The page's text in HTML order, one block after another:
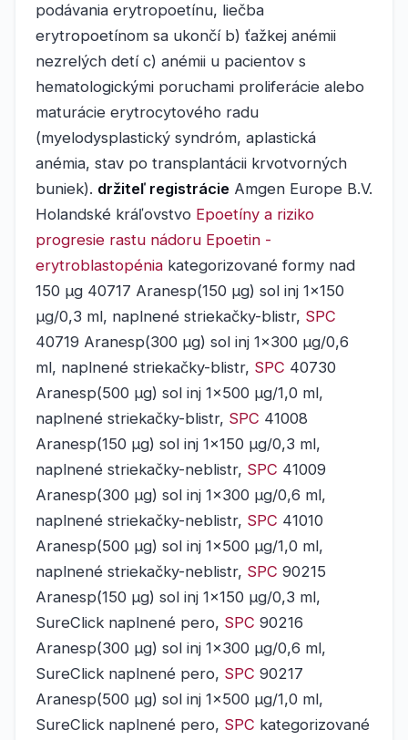
podávania erytropoetínu, liečba
erytropoetínom sa ukončí b) ťažkej anémii
nezrelých detí c) anémii u pacientov s
hematologickými poruchami proliferácie alebo
maturácie erytrocytového radu
(myelodysplastický syndróm, aplastická
anémia, stav po transplantácii krvotvorných
buniek). držiteľ registrácie Amgen Europe B.V.
Holandské kráľovstvo Epoetíny a riziko
progresie rastu nádoru Epoetin -
erytroblastopénia kategorizované formy nad
150 μg 40717 Aranesp(150 μg) sol inj 1x150
μg/0,3 ml, naplnené striekačky-blistr, SPC
40719 Aranesp(300 μg) sol inj 1x300 μg/0,6
ml, naplnené striekačky-blistr, SPC 40730
Aranesp(500 μg) sol inj 1x500 μg/1,0 ml,
naplnené striekačky-blistr, SPC 41008
Aranesp(150 μg) sol inj 1x150 μg/0,3 ml,
naplnené striekačky-neblistr, SPC 41009
Aranesp(300 μg) sol inj 1x300 μg/0,6 ml,
naplnené striekačky-neblistr, SPC 41010
Aranesp(500 μg) sol inj 1x500 μg/1,0 ml,
naplnené striekačky-neblistr, SPC 90215
Aranesp(150 μg) sol inj 1x150 μg/0,3 ml,
SureClick naplnené pero, SPC 90216
Aranesp(300 μg) sol inj 1x300 μg/0,6 ml,
SureClick naplnené pero, SPC 90217
Aranesp(500 μg) sol inj 1x500 μg/1,0 ml,
SureClick naplnené pero, SPC kategorizované